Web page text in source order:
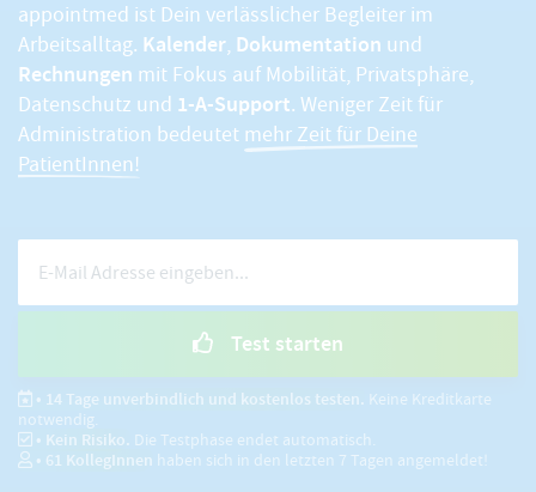
appointmed ist Dein verlässlicher Begleiter im
Arbeitsalltag. Kalender, Dokumentation und
Rechnungen mit Fokus auf Mobilität, Privatsphäre,
Datenschutz und 1-A-Support. Weniger Zeit für
Administration bedeutet mehr Zeit für Deine
PatientInnen!
Test starten
• 14 Tage unverbindlich und kostenlos testen. Keine Kreditkarte
notwendig.
• Kein Risiko. Die Testphase endet automatisch.
• 61 KollegInnen haben sich in den letzten 7 Tagen angemeldet!